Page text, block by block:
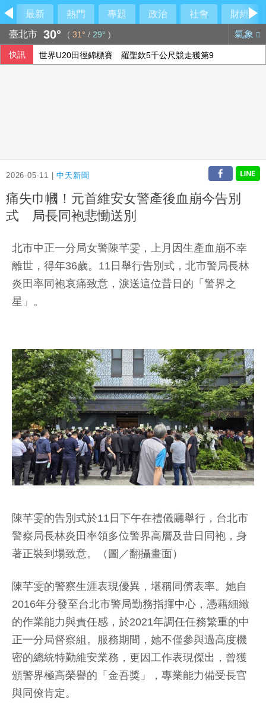
最新 熱門 專題 政治 社會
財經
臺北市 30° ( 31° / 29° ) 氣象
快訊 世界U20田徑錦標賽 羅聖欽5千公尺競走獲第9
2026-05-11 |中天新聞
痛失巾幗！元首維安女警產後血崩今告別
式 局長同袍悲慟送別
北市中正一分局女警陳芊雯，上月因生產血崩不幸
離世，得年36歲。11日舉行告別式，北市警局長林
炎田率同袍哀痛致意，淚送這位昔日的「警界之
星」。
陳芊雯的告別式於11日下午在禮儀廳舉行，台北市
警察局長林炎田率領多位警界高層及昔日同袍，身
著正裝到場致意。（圖／翻攝畫面）
陳芊雯的警察生涯表現優異，堪稱同儕表率。她自
2016年分發至台北市警局勤務指揮中心，憑藉細緻
的作業能力與責任感，於2021年調任任務繁重的中
正一分局督察組。服務期間，她不僅參與過高度機
密的總統特勤維安業務，更因工作表現傑出，曾獲
頒警界極高榮譽的「金吾獎」，專業能力備受長官
與同僚肯定。